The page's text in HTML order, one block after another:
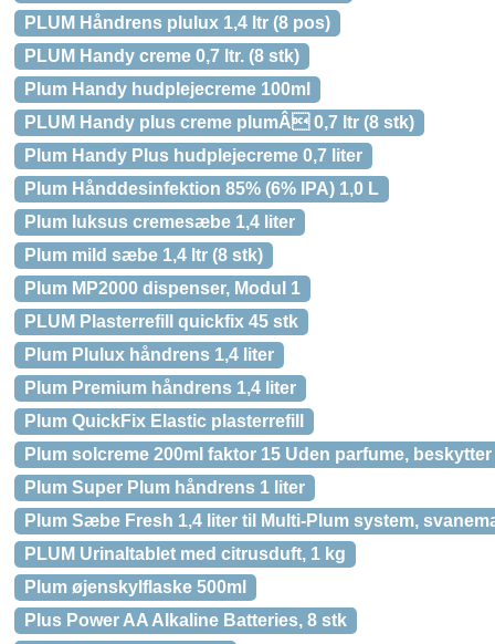
PLUM Håndrens plulux 1,4 ltr (8 pos)
PLUM Handy creme 0,7 ltr. (8 stk)
Plum Handy hudplejecreme 100ml
PLUM Handy plus creme plumÂ 0,7 ltr (8 stk)
Plum Handy Plus hudplejecreme 0,7 liter
Plum Hånddesinfektion 85% (6% IPA) 1,0 L
Plum luksus cremesæbe 1,4 liter
Plum mild sæbe 1,4 ltr (8 stk)
Plum MP2000 dispenser, Modul 1
PLUM Plasterrefill quickfix 45 stk
Plum Plulux håndrens 1,4 liter
Plum Premium håndrens 1,4 liter
Plum QuickFix Elastic plasterrefill
Plum solcreme 200ml faktor 15 Uden parfume,
Plum Super Plum håndrens 1 liter
Plum Sæbe Fresh 1,4 liter til Multi-Plum system,
PLUM Urinaltablet med citrusduft, 1 kg
Plum øjenskylflaske 500ml
Plus Power AA Alkaline Batteries, 8 stk